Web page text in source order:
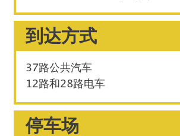
到达方式
37路公共汽车
12路和28路电车
停车场